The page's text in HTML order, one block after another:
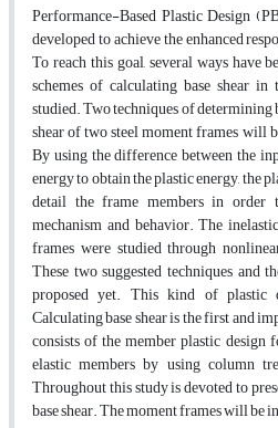
Performance-Based Plastic Design
developed to achieve the enhanced
To reach this goal, several ways have
schemes of calculating base shear
studied. Two techniques of determining
shear of two steel moment frames will
By using the difference between the
energy to obtain the plastic energy, the
detail the frame members in order
mechanism and behavior. The
frames were studied through
These two suggested techniques and
proposed yet. This kind of plastic
Calculating base shear is the first and
consists of the member plastic
elastic members by using column
Throughout this study is devoted to
base shear. The moment frames will be